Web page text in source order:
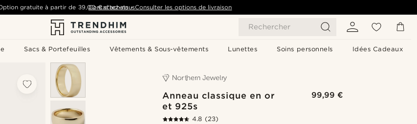
Rechercher
Sacs & Portefeuilles Vêtements & Sous-vêtements Lunettes Soins personnels Idées Cadeaux
gratuite à partir de 39,00 € d'achats- Consulter les options de livraison
Contactez-nous
Anneau classique en or
et 925s
99,99 €
4.8 (23)